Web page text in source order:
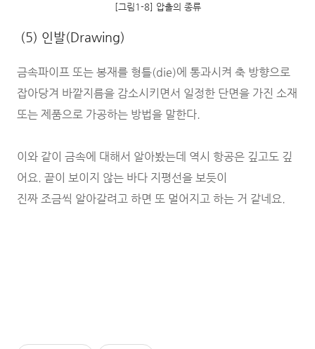
[그림1-8] 압출의 종류
(5) 인발(Drawing)
금속파이프 또는 봉재를 형틀(die)에 통과시켜 축 방향으로
잡아당겨 바깥지름을 감소시키면서 일정한 단면을 가진 소재
또는 제품으로 가공하는 방법을 말한다.
이와 같이 금속에 대해서 알아봤는데 역시 항공은 깊고도 깊
어요. 끝이 보이지 않는 바다 지평선을 보듯이
진짜 조금씩 알아갈려고 하면 또 멀어지고 하는 거 같네요.